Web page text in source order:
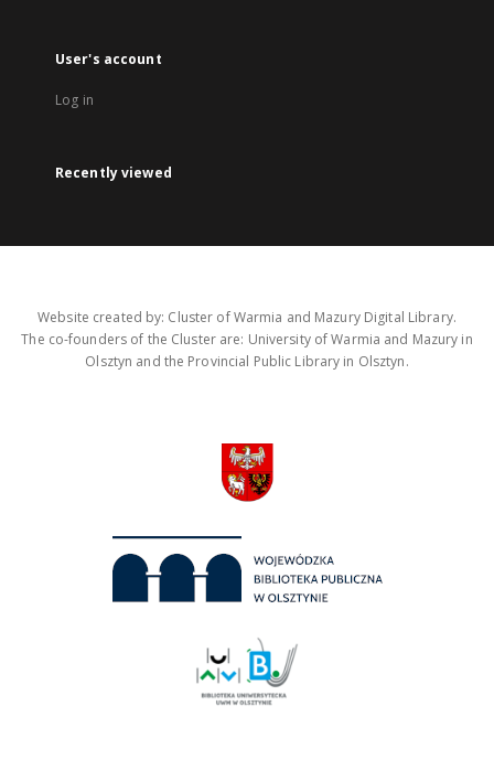
User's account
Log in
Recently viewed
Website created by: Cluster of Warmia and Mazury Digital Library.
The co-founders of the Cluster are: University of Warmia and Mazury in
Olsztyn and the Provincial Public Library in Olsztyn.